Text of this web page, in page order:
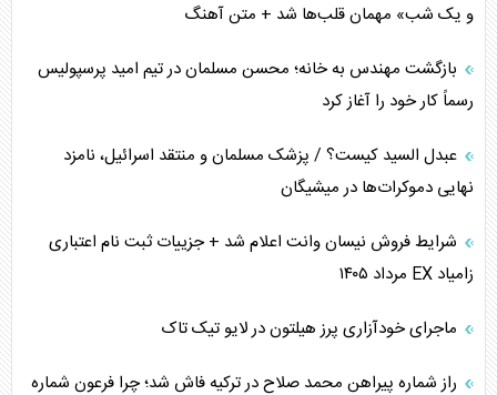
اوکراین بازوی مخرب آمریکا در غرب آسیا
اهمیت راهبردی اردن برای آمریکا
همسویی عربستان با سنتکام علیه متحدان ایران
ترامپ و توهم خلع سلاح حماس
چرا کویت به دنبال شریک امنیتی جدید است؟
اعتراف غرب به قدرت ایران در تثبیت معادلات
و یک شب» مهمان قلب‌ها شد + متن آهنگ
بازگشت مهندس به خانه؛ محسن مسلمان در تیم امید پرسپولیس
رسماً کار خود را آغاز کرد
عبدل السید کیست؟ / پزشک مسلمان و منتقد اسرائیل، نامزد
نهایی دموکرات‌ها در میشیگان
شرایط فروش نیسان وانت اعلام شد + جزییات ثبت نام اعتباری
زامیاد EX مرداد ۱۴۰۵
ماجرای خودآزاری پرز هیلتون در لایو تیک تاک
راز شماره پیراهن محمد صلاح در ترکیه فاش شد؛ چرا فرعون شماره